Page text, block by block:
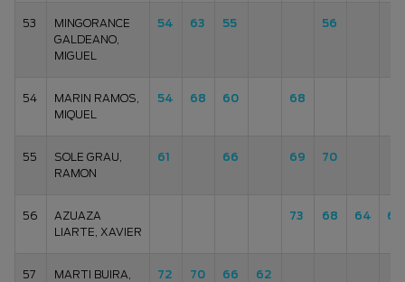
53
MINGORANCE
GALDEANO,
MIGUEL
54 63 55 56
54
MARIN RAMOS,
MIQUEL
54 68 60 68
55
SOLE GRAU,
RAMON
61 66 69 70
56
AZUAZA
LIARTE, XAVIER
73 68 64 63
57
MARTI BUIRA,
72 70 66 62